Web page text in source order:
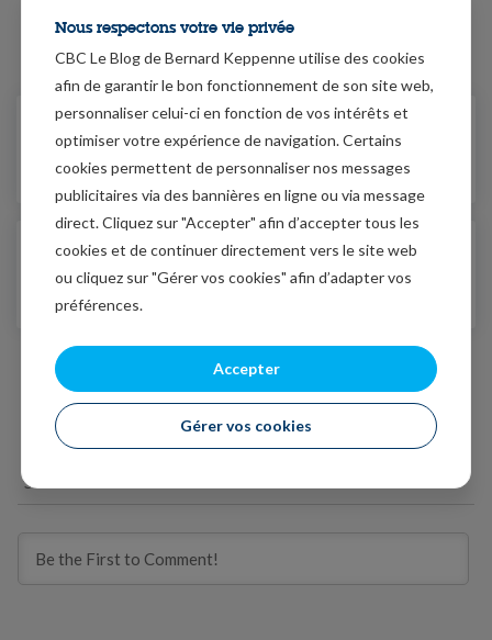
(14/10/2020
L'UE paie cher son retard dans
la vaccination
11/03/2021
Le recul des craintes d'inflation,
une bonne nouvelle pour la BCE
Subscribe
Nous respectons votre vie privée
CBC Le Blog de Bernard Keppenne utilise des cookies
afin de garantir le bon fonctionnement de son site web,
personnaliser celui-ci en fonction de vos intérêts et
optimiser votre expérience de navigation. Certains
cookies permettent de personnaliser nos messages
publicitaires via des bannières en ligne ou via message
direct. Cliquez sur "Accepter" afin d’accepter tous les
cookies et de continuer directement vers le site web
ou cliquez sur "Gérer vos cookies" afin d’adapter vos
préférences.
Accepter
Gérer vos cookies